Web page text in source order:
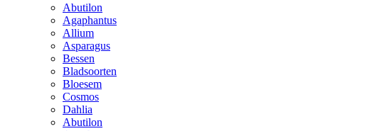
Abutilon
Agaphantus
Allium
Asparagus
Bessen
Bladsoorten
Bloesem
Cosmos
Dahlia
Abutilon